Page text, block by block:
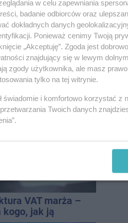
Stracił
10 tys. zł
wykonawca
dachu sali
VAT marża –
kogo, jak ją
w celu zapewniania
badanie odbiorców oraz
dokładnych danych
Ponieważ cenimy Twoją
„Akceptuję”. Zgoda jest
znajdujący się w lewym
zgody użytkownika, ale masz
tylko na tej witrynie.
świadomie i komfortowo korzystać z
Twoich danych